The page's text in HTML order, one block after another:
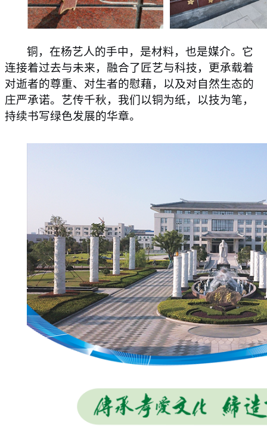
铜，在杨艺人的手中，是材料，也是媒介。它
连接着过去与未来，融合了匠艺与科技，更承载着
对逝者的尊重、对生者的慰藉，以及对自然生态的
庄严承诺。艺传千秋，我们以铜为纸，以技为笔，
持续书写绿色发展的华章。